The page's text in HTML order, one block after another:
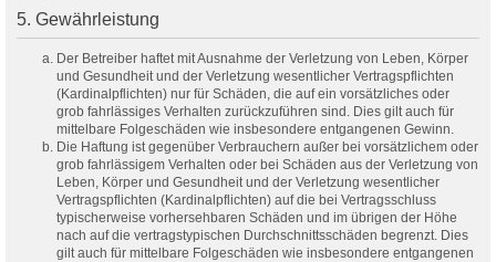
5. Gewährleistung
Der Betreiber haftet mit Ausnahme der Verletzung von Leben, Körper
und Gesundheit und der Verletzung wesentlicher Vertragspflichten
(Kardinalpflichten) nur für Schäden, die auf ein vorsätzliches oder
grob fahrlässiges Verhalten zurückzuführen sind. Dies gilt auch für
mittelbare Folgeschäden wie insbesondere entgangenen Gewinn.
Die Haftung ist gegenüber Verbrauchern außer bei vorsätzlichem oder
grob fahrlässigem Verhalten oder bei Schäden aus der Verletzung von
Leben, Körper und Gesundheit und der Verletzung wesentlicher
Vertragspflichten (Kardinalpflichten) auf die bei Vertragsschluss
typischerweise vorhersehbaren Schäden und im übrigen der Höhe
nach auf die vertragstypischen Durchschnittsschäden begrenzt. Dies
gilt auch für mittelbare Folgeschäden wie insbesondere entgangenen